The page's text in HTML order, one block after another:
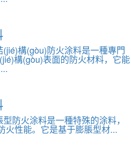
構(gòu)防火涂料是一種專門
構(gòu)表面的防火材料，它能
防火涂料是一種特殊的涂料，
火性能。它是基于膨脹型材...